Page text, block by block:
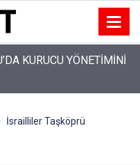
KURUCU YÖNETİMİNİ
İsrailliler Taşköprü